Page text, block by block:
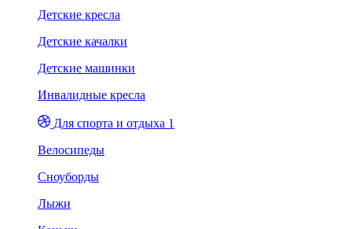
Детские кресла
Детские качалки
Детские машинки
Инвалидные кресла
Для спорта и отдыха 1
Велосипеды
Сноуборды
Лыжи